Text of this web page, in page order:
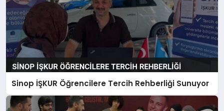
Sinop İŞKUR Öğrencilere Tercih Rehberliği Sunuyor